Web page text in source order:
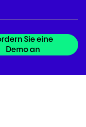
Sie eine
Demo an